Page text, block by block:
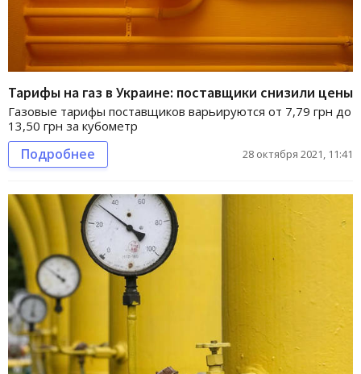
Тарифы на газ в Украине: поставщики снизили цены
Газовые тарифы поставщиков варьируются от 7,79 грн до
13,50 грн за кубометр
Подробнее 28 октября 2021, 11:41